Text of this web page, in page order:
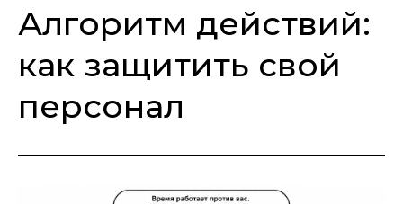
Алгоритм действий:
как защитить свой
персонал